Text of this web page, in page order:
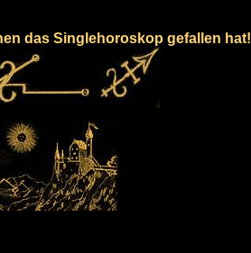
das Singlehoroskop gefallen hat!